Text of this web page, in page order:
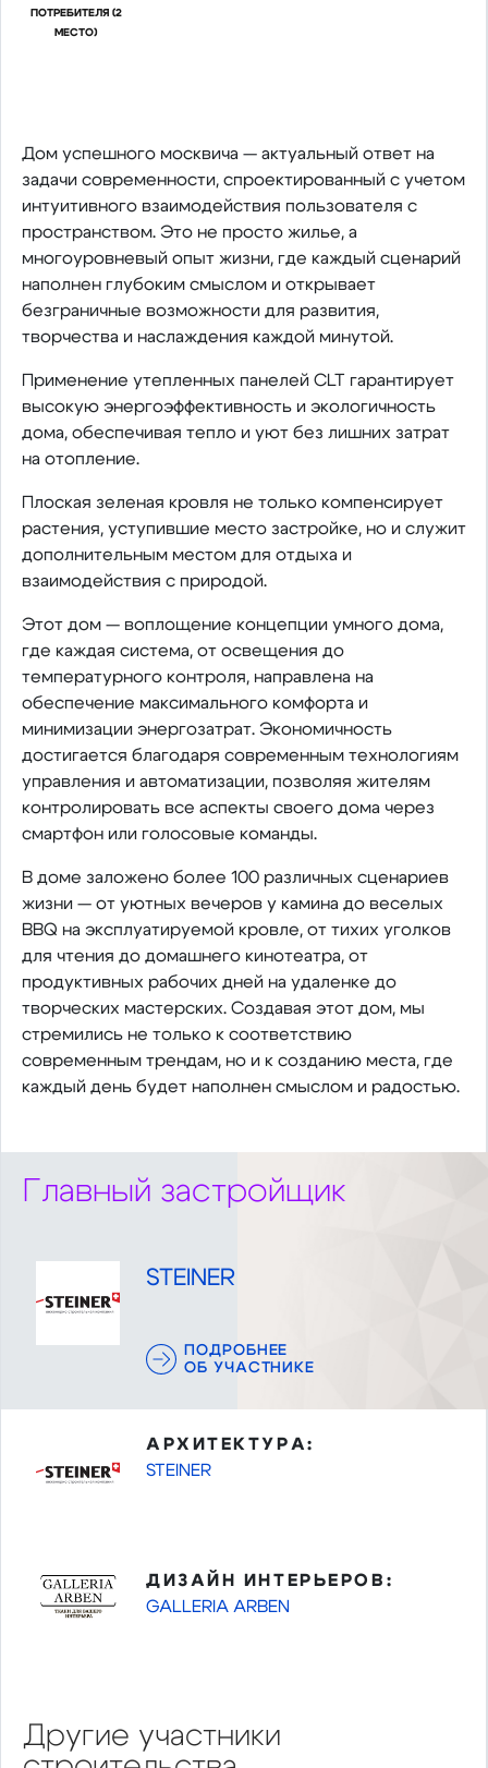
ПОТРЕБИТЕЛЯ (2
МЕСТО)
Дом успешного москвича — актуальный ответ на
задачи современности, спроектированный с учетом
интуитивного взаимодействия пользователя с
пространством. Это не просто жилье, а
многоуровневый опыт жизни, где каждый сценарий
наполнен глубоким смыслом и открывает
безграничные возможности для развития,
творчества и наслаждения каждой минутой.
Применение утепленных панелей CLT гарантирует
высокую энергоэффективность и экологичность
дома, обеспечивая тепло и уют без лишних затрат
на отопление.
Плоская зеленая кровля не только компенсирует
растения, уступившие место застройке, но и служит
дополнительным местом для отдыха и
взаимодействия с природой.
Этот дом — воплощение концепции умного дома,
где каждая система, от освещения до
температурного контроля, направлена на
обеспечение максимального комфорта и
минимизации энергозатрат. Экономичность
достигается благодаря современным технологиям
управления и автоматизации, позволяя жителям
контролировать все аспекты своего дома через
смартфон или голосовые команды.
В доме заложено более 100 различных сценариев
жизни — от уютных вечеров у камина до веселых
BBQ на эксплуатируемой кровле, от тихих уголков
для чтения до домашнего кинотеатра, от
продуктивных рабочих дней на удаленке до
творческих мастерских. Создавая этот дом, мы
стремились не только к соответствию
современным трендам, но и к созданию места, где
каждый день будет наполнен смыслом и радостью.
Главный застройщик
STEINER
ПОДРОБНЕЕ
ОБ УЧАСТНИКЕ
АРХИТЕКТУРА:
STEINER
ДИЗАЙН ИНТЕРЬЕРОВ:
GALLERIA ARBEN
Другие участники